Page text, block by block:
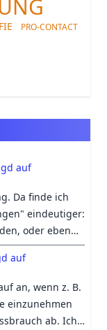
PRO-CONTACT
auf
Da finde ich
eindeutiger:
oder eben
mehr nur
es einen
auch
auf
an, wenn z. B.
einzunehmen
ab. Ich